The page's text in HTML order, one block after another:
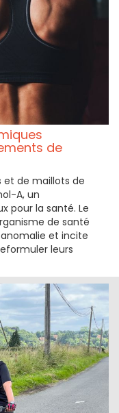
de
et de maillots de
A, un
pour la santé. Le
de santé
et incite
leurs